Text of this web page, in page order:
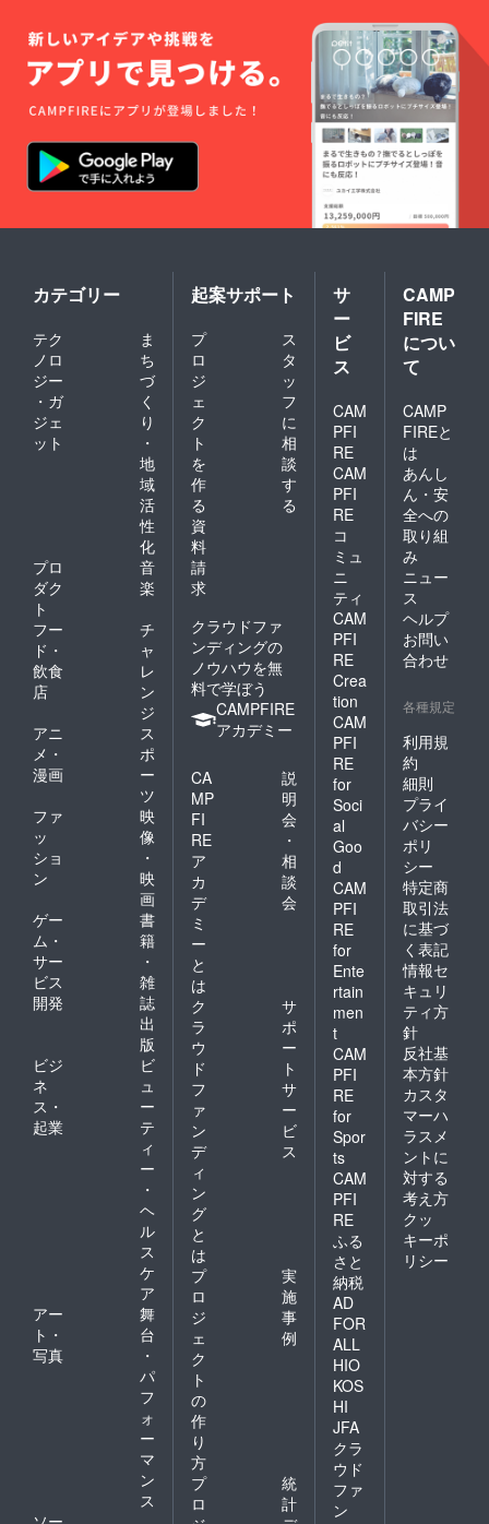
ズを
「オプ
ショ
ン」に
てお選
びくだ
さい。
※３．
【Iiiiiit's
Time!!
】
vol.9,10
有効
費、宿
泊費別
途必要
になり
ます。
基本的
に都内
は交通
費を頂
うと考
えてお
りませ
カテゴリー
テク
ノロ
ジー
・ガ
ジェ
ット
ま
ち
づ
く
り
・
地
域
活
性
化
プロ
ダク
ト
音
楽
フー
ド・
飲食
店
チ
ャ
レ
ン
ジ
アニ
メ・
漫画
ス
ポ
ー
ツ
ファ
ッ
ショ
ン
映
像
・
映
画
ゲー
ム・
サー
ビス
開発
書
籍
・
雑
誌
出
版
ビジ
ネ
ス・
起業
ビ
ュ
ー
テ
ィ
ー
・
ヘ
ル
ス
ケ
ア
アー
ト・
写真
舞
台
・
パ
フ
ォ
ー
マ
ン
ス
起案サポート
プ
ロ
ジ
ェ
ク
ト
を
作
る
ス
タ
ッ
フ
に
相
談
す
る
資
料
請
求
クラウドファ
ンディングの
ノウハウを無
料で学ぼう
CAMPFIRE
アカデミー
CA
MP
FI
RE
ア
カ
デ
ミ
ー
と
は
説
明
会
・
相
談
会
ク
ラ
ウ
ド
フ
ァ
ン
デ
ィ
ン
グ
と
は
サ
ポ
ー
ト
サ
ー
ビ
ス
プ
ロ
ジ
ェ
ク
ト
の
作
り
方
実
施
事
例
プ
ロ
統
計
サ
ー
ビ
ス
CAM
PFI
RE
CAM
PFI
RE
コ
ミュ
ニ
ティ
CAM
PFI
RE
Crea
tion
CAM
PFI
RE
for
Soci
al
Goo
d
CAM
PFI
RE
for
Ente
rtain
men
t
CAM
PFI
RE
for
Spor
ts
CAM
PFI
RE
ふる
さと
納税
AD
FOR
ALL
HIO
KOS
HI
JFA
クラ
ウド
ファ
ン
CAMP
FIRE
につい
て
CAMP
FIREと
は
あんし
ん・安
全への
取り組
み
ニュー
ス
ヘルプ
お問い
合わせ
各種規定
利用規
約
細則
プライ
バシー
ポリ
シー
特定商
取引法
に基づ
く表記
情報セ
キュリ
ティ方
針
反社基
本方針
カスタ
マーハ
ラスメ
ントに
対する
考え方
クッ
キーポ
リシー